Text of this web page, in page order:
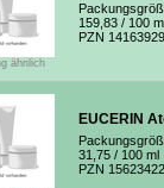
ähnlich
159,83 / 100
PZN 14163929
EUCERIN
31,75 / 100 ml
PZN 15623422